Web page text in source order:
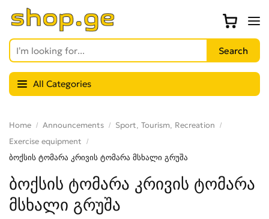
All Categories
Home Announcements
Sport, Tourism, Recreation
Exercise equipment
ბოქსის ტომარა კრივის ტომარა მსხალი გრუშა
ბოქსის ტომარა კრივის ტომარა
მსხალი გრუშა